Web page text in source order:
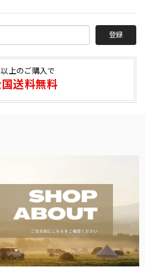
登録
上のご購入で
送料無料